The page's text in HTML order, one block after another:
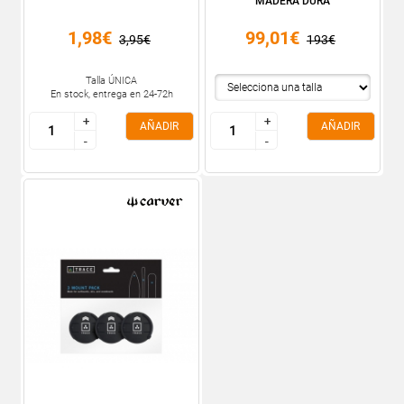
1,98€ 3,95€
Talla ÚNICA
En stock, entrega en 24-72h
+
-
+
-
AÑADIR
99,01€ 193€
+
-
+
-
AÑADIR